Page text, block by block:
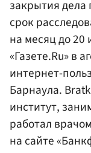
закрытия дела
срок
на месяц до 20
«Газете.Ru» в
интернет-
Барнаула.
институт,
работал
на сайте